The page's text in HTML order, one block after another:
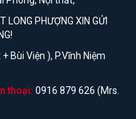
LONG PHƯỢNG XIN GỬI
Bùi Viện ), P.Vĩnh Niệm
thoại: 0916 879 626 (Mrs.